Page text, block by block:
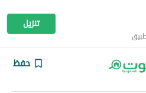
تنزيل
حفظ